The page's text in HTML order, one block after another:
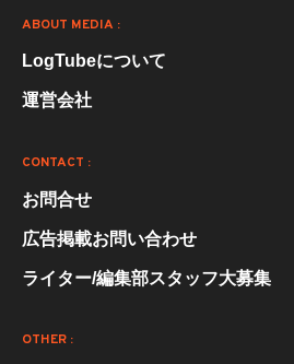
ABOUT MEDIA :
LogTubeについて
運営会社
CONTACT :
お問合せ
広告掲載お問い合わせ
ライター/編集部スタッフ大募集
OTHER :